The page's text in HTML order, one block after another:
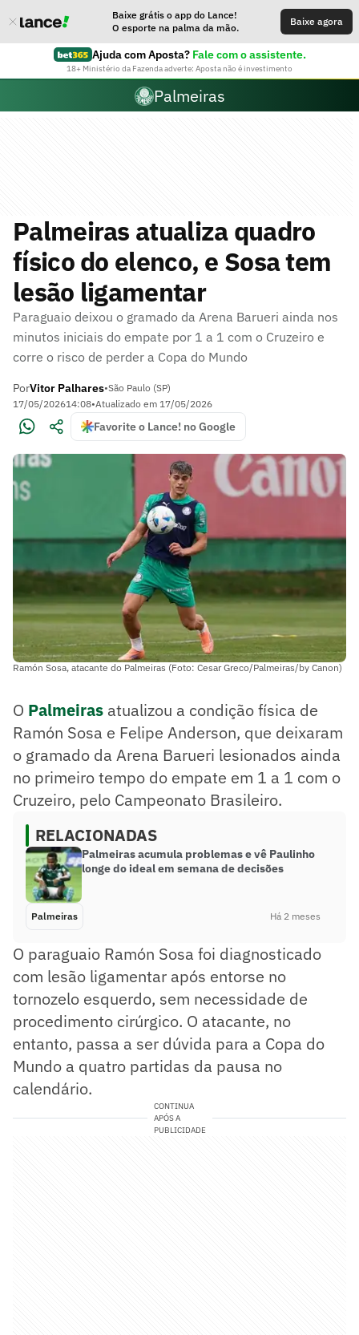
Baixe grátis o app do Lance!
O esporte na palma da mão.
Baixe agora
Ajuda com Aposta? Fale com o assistente.
18+ Ministério da Fazenda adverte: Aposta não é investimento
Palmeiras
Palmeiras atualiza quadro
físico do elenco, e Sosa tem
lesão ligamentar
Paraguaio deixou o gramado da Arena Barueri ainda nos
minutos iniciais do empate por 1 a 1 com o Cruzeiro e
corre o risco de perder a Copa do Mundo
PorVitor Palhares•São Paulo (SP)
17/05/202614:08•Atualizado em 17/05/2026
Favorite o Lance! no Google
Ramón Sosa, atacante do Palmeiras (Foto: Cesar Greco/Palmeiras/by Canon)
O Palmeiras atualizou a condição física de
Ramón Sosa e Felipe Anderson, que deixaram
o gramado da Arena Barueri lesionados ainda
no primeiro tempo do empate em 1 a 1 com o
Cruzeiro, pelo Campeonato Brasileiro.
RELACIONADAS
Palmeiras acumula problemas e vê Paulinho
longe do ideal em semana de decisões
Palmeiras Há 2 meses
O paraguaio Ramón Sosa foi diagnosticado
com lesão ligamentar após entorse no
tornozelo esquerdo, sem necessidade de
procedimento cirúrgico. O atacante, no
entanto, passa a ser dúvida para a Copa do
Mundo a quatro partidas da pausa no
calendário.
CONTINUA
APÓS A
PUBLICIDADE